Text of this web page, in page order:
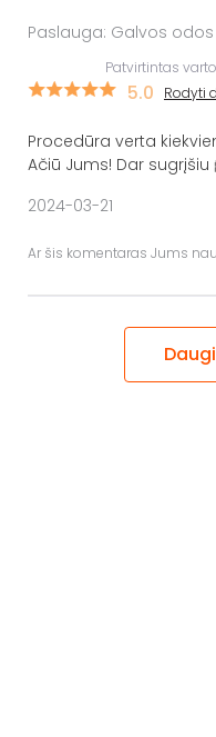
Paslauga: Galvos
Patvirtintas
5.0 Rodyti
Procedūra verta
Ačiū Jums! Dar sugrįšiu
2024-03-21
Ar šis komentaras Jums